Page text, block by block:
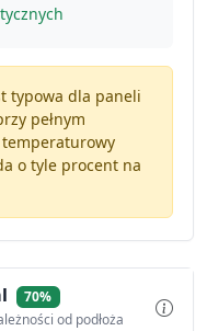
typowa dla paneli
pełnym
temperaturowy
o tyle procent na
70%
od podłoża